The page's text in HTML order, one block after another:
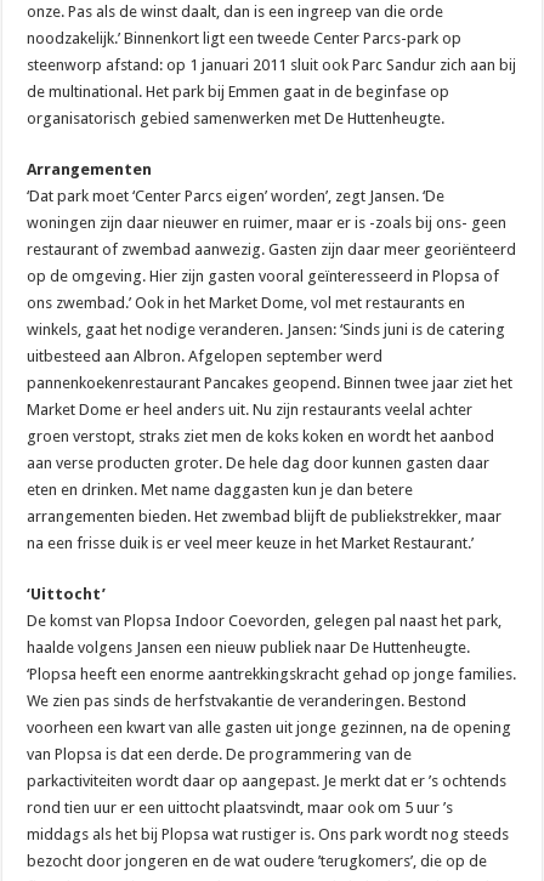
onze. Pas als de winst daalt, dan is een ingreep van die orde
noodzakelijk.’ Binnenkort ligt een tweede Center Parcs-park op
steenworp afstand: op 1 januari 2011 sluit ook Parc Sandur zich aan bij
de multinational. Het park bij Emmen gaat in de beginfase op
organisatorisch gebied samenwerken met De Huttenheugte.
Arrangementen
‘Dat park moet ‘Center Parcs eigen’ worden’, zegt Jansen. ‘De
woningen zijn daar nieuwer en ruimer, maar er is -zoals bij ons- geen
restaurant of zwembad aanwezig. Gasten zijn daar meer georiënteerd
op de omgeving. Hier zijn gasten vooral geïnteresseerd in Plopsa of
ons zwembad.’ Ook in het Market Dome, vol met restaurants en
winkels, gaat het nodige veranderen. Jansen: ‘Sinds juni is de catering
uitbesteed aan Albron. Afgelopen september werd
pannenkoekenrestaurant Pancakes geopend. Binnen twee jaar ziet het
Market Dome er heel anders uit. Nu zijn restaurants veelal achter
groen verstopt, straks ziet men de koks koken en wordt het aanbod
aan verse producten groter. De hele dag door kunnen gasten daar
eten en drinken. Met name daggasten kun je dan betere
arrangementen bieden. Het zwembad blijft de publiekstrekker, maar
na een frisse duik is er veel meer keuze in het Market Restaurant.’
‘Uittocht’
De komst van Plopsa Indoor Coevorden, gelegen pal naast het park,
haalde volgens Jansen een nieuw publiek naar De Huttenheugte.
‘Plopsa heeft een enorme aantrekkingskracht gehad op jonge families.
We zien pas sinds de herfstvakantie de veranderingen. Bestond
voorheen een kwart van alle gasten uit jonge gezinnen, na de opening
van Plopsa is dat een derde. De programmering van de
parkactiviteiten wordt daar op aangepast. Je merkt dat er ’s ochtends
rond tien uur er een uittocht plaatsvindt, maar ook om 5 uur ’s
middags als het bij Plopsa wat rustiger is. Ons park wordt nog steeds
bezocht door jongeren en de wat oudere ’terugkomers’, die op de